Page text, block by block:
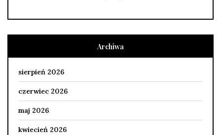
Archiwa
sierpień 2026
czerwiec 2026
maj 2026
kwiecień 2026